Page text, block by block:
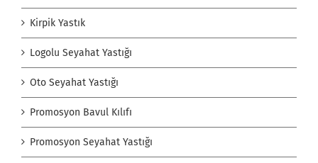
Kirpik Yastık
Logolu Seyahat Yastığı
Oto Seyahat Yastığı
Promosyon Bavul Kılıfı
Promosyon Seyahat Yastığı